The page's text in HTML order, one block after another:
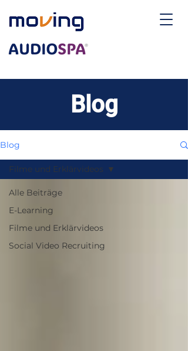
Blog
Blog
Alle Beiträge
E-Learning
Filme und Erklärvideos
Social Video Recruiting
Filme und Erklärvideos